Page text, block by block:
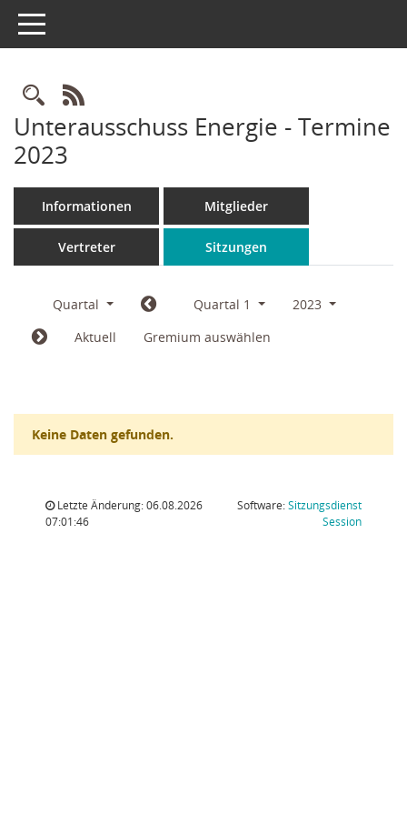
Toggle navigation
Rechercheauswahl
RSS-Feed
Unterausschuss Energie - Termine
2023
Informationen Mitglieder
Vertreter Sitzungen
Quartal Quartal 1
2023
Aktuell
Gremium auswählen
Keine Daten gefunden.
Letzte Änderung: 06.08.2026
07:01:46
Software:Sitzungsdienst
Session(Wird in